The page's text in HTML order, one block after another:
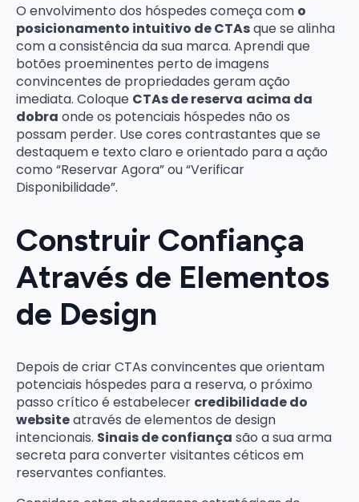
O envolvimento dos hóspedes começa com o
posicionamento intuitivo de CTAsque se alinha
com a consistência da sua marca. Aprendi que
botões proeminentes perto de imagens
convincentes de propriedades geram ação
imediata. Coloque CTAs de reserva acima da
dobra onde os potenciais hóspedes não os
possam perder. Use cores contrastantes que se
destaquem e texto claro e orientado para a ação
como “Reservar Agora” ou “Verificar
Disponibilidade”.
Construir Confiança
Através de Elementos
de Design
Depois de criar CTAs convincentes que orientam
potenciais hóspedes para a reserva, o próximo
passo crítico é estabelecer credibilidade do
websiteatravés de elementos de design
intencionais. Sinais de confiança são a sua arma
secreta para converter visitantes céticos em
reservantes confiantes.